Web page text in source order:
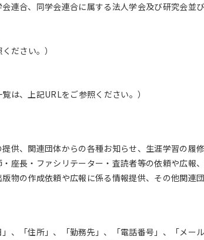
連合、同学会連合に属する法人学会及び研究会並
ださい。）
は、上記URLをご参照ください。）
供、関連団体からの各種お知らせ、生涯学習の履
座長・ファシリテーター・査読者等の依頼や広報
物の作成依頼や広報に係る情報提供、その他関連
、「住所」、「勤務先」、「電話番号」、「メ